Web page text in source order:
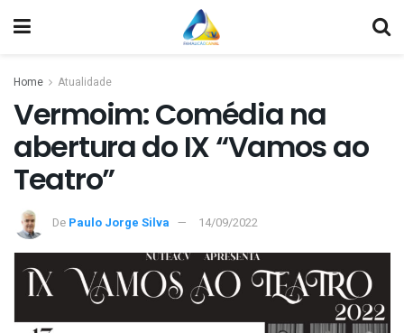
Home Atualidade
Vermoim: Comédia na
abertura do IX “Vamos ao
Teatro”
De Paulo Jorge Silva 14/09/2022